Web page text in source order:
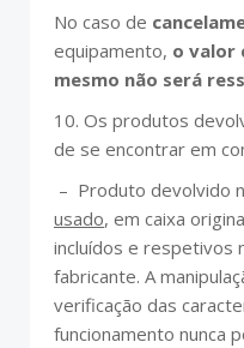
No caso de
equipamento, o valor
mesmo não será
10. Os produtos
de se encontrar em
– Produto devolvido
usado, em caixa
incluídos e respetivos
fabricante. A
verificação das
funcionamento nunca